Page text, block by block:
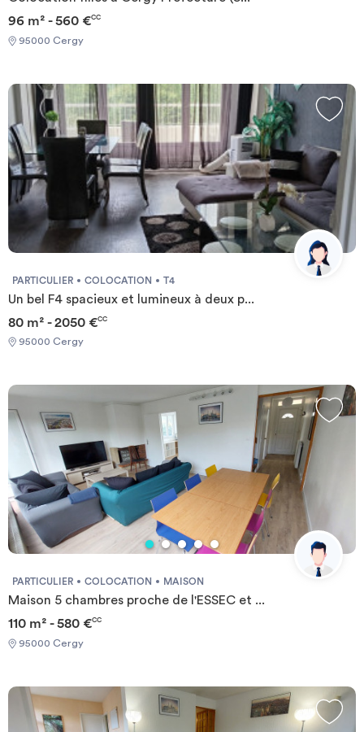
96 m² - 560 €CC
95000 Cergy
PARTICULIER COLOCATION T4
Un bel F4 spacieux et lumineux à deux p...
80 m² - 2050 €CC
95000 Cergy
PARTICULIER COLOCATION MAISON
Maison 5 chambres proche de l'ESSEC et ...
110 m² - 580 €CC
95000 Cergy